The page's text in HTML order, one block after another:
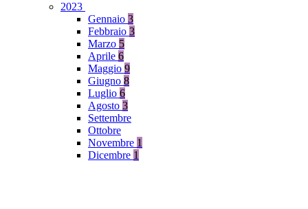
2023
Gennaio 3
Febbraio 3
Marzo 5
Aprile 6
Maggio 9
Giugno 8
Luglio 6
Agosto 3
Settembre
Ottobre
Novembre 1
Dicembre 1